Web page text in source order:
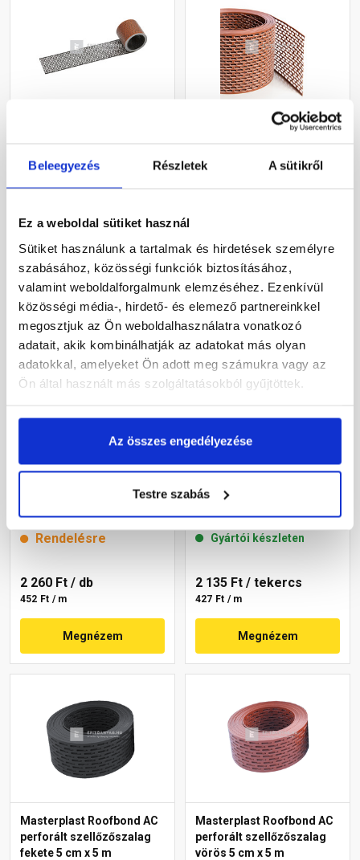
Beleegyezés Részletek A sütikről
Ez a weboldal sütiket használ
Sütiket használunk a tartalmak és hirdetések személyre
szabásához, közösségi funkciók biztosításához,
valamint weboldalforgalmunk elemzéséhez. Ezenkívül
közösségi média-, hirdető- és elemező partnereinkkel
megosztjuk az Ön weboldalhasználatra vonatkozó
adatait, akik kombinálhatják az adatokat más olyan
adatokkal, amelyeket Ön adott meg számukra vagy az
Ön által használt más szolgáltatásokból gyűjtöttek.
Az összes engedélyezése
Testre szabás
piros/barna 10 cm x 5 m
1 226 Ft / m
Megnézem
Klöber ereszszellőző
5 m
329 Ft / m
Megnézem
Terrán szellőzőszalag
Rendelésre
2 260 Ft / db
452 Ft / m
Megnézem
Masterplast Roofbond AC
perforált szellőzőszalag
Gyártói készleten
2 135 Ft / tekercs
427 Ft / m
Megnézem
Masterplast Roofbond AC
perforált szellőzőszalag
fekete 5 cm x 5 m
Masterplast Roofbond AC
perforált szellőzőszalag
vörös 5 cm x 5 m